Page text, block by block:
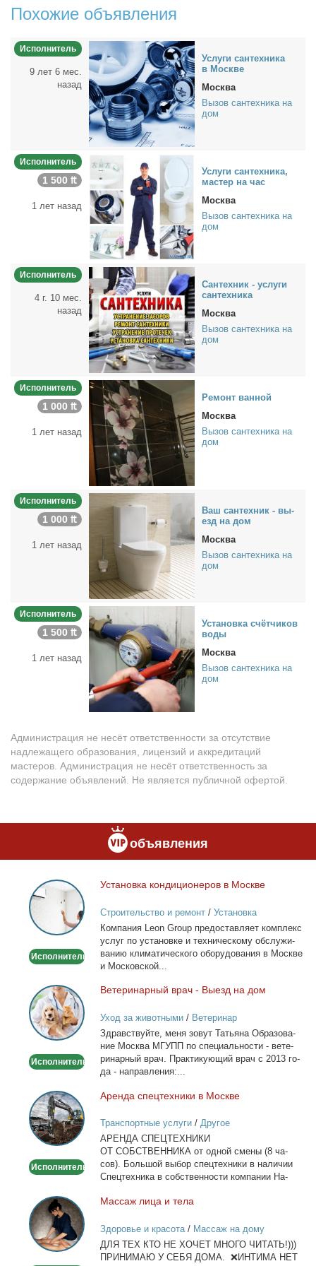
Похожие объявления
Исполнитель
9 лет 6 мес.
назад
Услу­ги сан­тех­ни­ка
в Москве
Москва
Вызов сантехника на
дом
Исполнитель
1 500 ₶
1 лет назад
Услу­ги сан­тех­ни­ка,
ма­стер на час
Москва
Вызов сантехника на
дом
Исполнитель
4 г. 10 мес.
назад
Сан­тех­ник - услу­ги
сан­тех­ни­ка
Москва
Вызов сантехника на
дом
Исполнитель
1 000 ₶
1 лет назад
Ре­монт ван­ной
Москва
Вызов сантехника на
дом
Исполнитель
1 000 ₶
1 лет назад
Ваш сан­тех­ник - вы­
езд на дом
Москва
Вызов сантехника на
дом
Исполнитель
1 500 ₶
1 лет назад
Уста­нов­ка счёт­чи­ков
во­ды
Москва
Вызов сантехника на
дом
Администрация не несёт ответственности за отсутствие
надлежащего образования, лицензий и аккредитаций
мастеров. Администрация не несёт ответственность за
содержание объявлений. Не является публичной офертой.
объявления
Установка
кондиционеров
в
Москве
Исполнитель
Уста­нов­ка кон­ди­ци­о­не­ров в Москве
Строительство и ремонт/ Установка
кондиционеров
Ком­па­ния Leon Group предо­став­ля­ет ком­плекс
услуг по уста­нов­ке и тех­ни­че­ско­му об­слу­жи­
ва­нию кли­ма­ти­че­ско­го обо­ру­до­ва­ния в Москве
и Мос­ков­ской...
Ветеринарный
врач
-
Выезд
дом
Исполнитель
Ве­те­ри­нар­ный врач - Вы­езд на дом
Уход за животными/ Ветеринар
Здрав­ствуй­те, ме­ня зо­вут Та­тья­на Об­ра­зо­ва­
ние Москва МГУПП по спе­ци­аль­но­сти - ве­те­
ри­нар­ный врач. Прак­ти­ку­ю­щий врач с 2013 го­
да - на­прав­ле­ния:...
Аренда
спецтехники
в
Москве
Исполнитель
Арен­да спец­тех­ни­ки в Москве
Транспортные услуги/ Другое
АРЕНДА СПЕЦТЕХНИКИ
ОТ СОБСТВЕННИКА от од­ной сме­ны (8 ча­
сов). Боль­шой вы­бор спец­тех­ни­ки в на­ли­чии
Спец­тех­ни­ка в соб­ствен­но­сти ком­па­нии На­
Массаж
лица
и
тела
Мас­саж ли­ца и те­ла
Здоровье и красота/ Массаж на дому
ДЛЯ ТЕХ КТО НЕ ХОЧЕТ МНОГО ЧИТАТЬ!)))
ПРИНИМАЮ У СЕБЯ ДОМА. ❌ИНТИМА НЕТ